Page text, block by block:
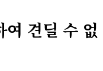
여 견딜 수 없